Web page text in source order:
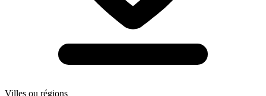
Villes ou régions